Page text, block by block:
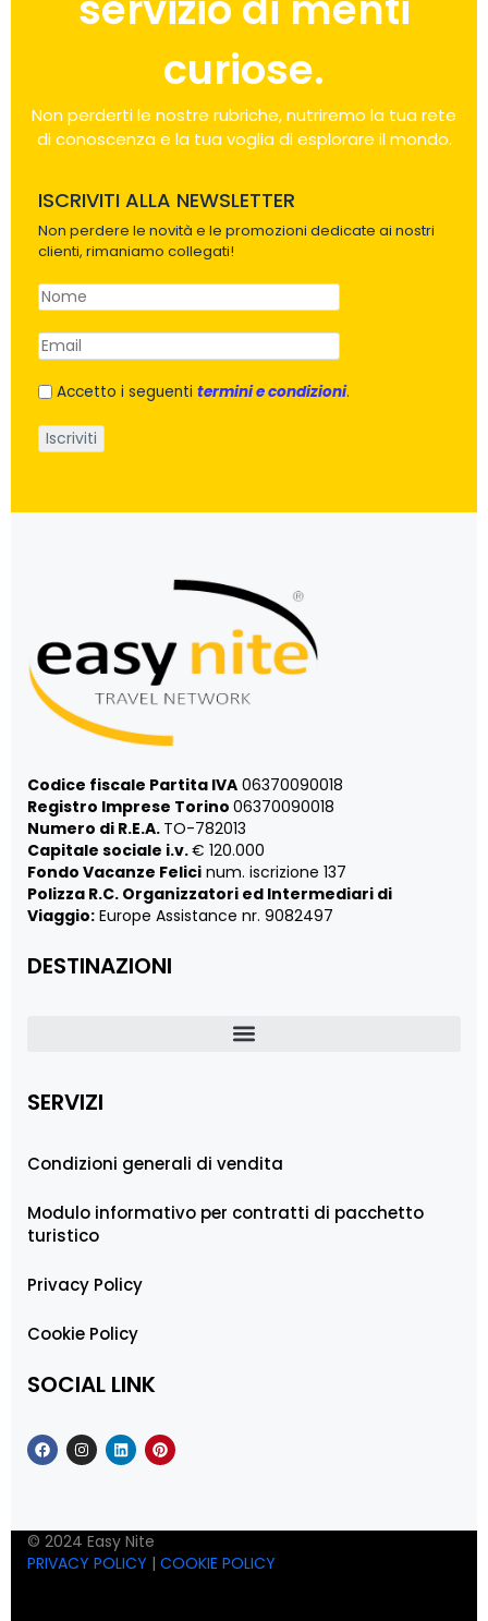
curiose.
Non perderti le nostre rubriche, nutriremo la tua rete
di conoscenza e la tua voglia di esplorare il mondo.
ISCRIVITI ALLA NEWSLETTER
Non perdere le novità e le promozioni dedicate ai nostri
clienti, rimaniamo collegati!
Accetto i seguenti termini e condizioni.
Codice fiscale Partita IVA 06370090018
Registro Imprese Torino 06370090018
Numero di R.E.A. TO-782013
Capitale sociale i.v.€ 120.000
Fondo Vacanze Felici num. iscrizione 137
Polizza R.C. Organizzatori ed Intermediari di
Viaggio: Europe Assistance nr. 9082497
DESTINAZIONI
SERVIZI
Condizioni generali di vendita
Modulo informativo per contratti di pacchetto
turistico
Privacy Policy
Cookie Policy
SOCIAL LINK
© 2024 Easy Nite
PRIVACY POLICY | COOKIE POLICY